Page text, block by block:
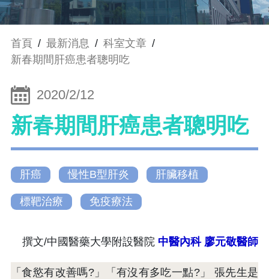
首頁 / 最新消息 / 科室文章 /
新春期間肝癌患者聰明吃
2020/2/12
新春期間肝癌患者聰明吃
肝癌 慢性B型肝炎 肝臟移植
標靶治療 免疫療法
撰文/中國醫藥大學附設醫院 中醫內科 廖元敬醫師
「食慾有改善嗎?」「有沒有多吃一點?」 張先生是